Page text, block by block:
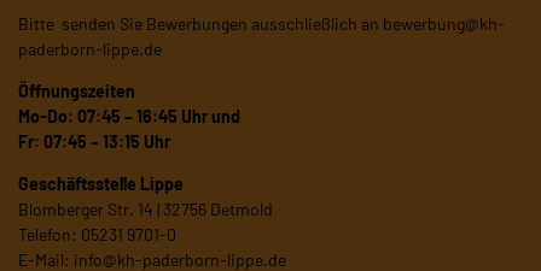
Bitte senden Sie Bewerbungen ausschließlich an bewerbung@kh-
paderborn-lippe.de
Öffnungszeiten
Mo-Do: 07:45 – 16:45 Uhr und
Fr: 07:45 – 13:15 Uhr
Geschäftsstelle Lippe
Blomberger Str. 14 | 32756 Detmold
Telefon: 05231 9701-0
E-Mail: info@kh-paderborn-lippe.de